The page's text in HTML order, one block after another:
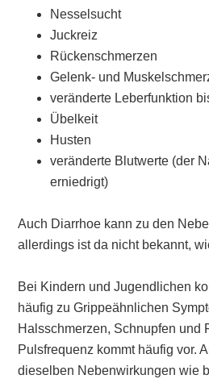
Nesselsucht
Juckreiz
Rückenschmerzen
Gelenk- und
veränderte Leberfunktion
Übelkeit
Husten
veränderte Blutwerte (der
erniedrigt)
Auch Diarrhoe kann zu den
allerdings ist da nicht bekannt,
Bei Kindern und Jugendlichen
häufig zu Grippeähnlichen
Halsschmerzen, Schnupfen und
Pulsfrequenz kommt häufig vor.
dieselben Nebenwirkungen wie